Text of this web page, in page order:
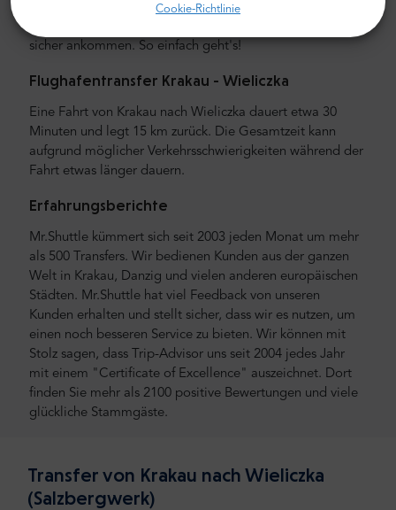
Cookie-Richtlinie
kümmern, einschließlich der Suche nach Ihrem Hotel. Wir
sicher ankommen. So einfach geht's!
Flughafentransfer Krakau - Wieliczka
Eine Fahrt von Krakau nach Wieliczka dauert etwa 30
Minuten und legt 15 km zurück. Die Gesamtzeit kann
aufgrund möglicher Verkehrsschwierigkeiten während der
Fahrt etwas länger dauern.
Erfahrungsberichte
Mr.Shuttle kümmert sich seit 2003 jeden Monat um mehr
als 500 Transfers. Wir bedienen Kunden aus der ganzen
Welt in Krakau, Danzig und vielen anderen europäischen
Städten. Mr.Shuttle hat viel Feedback von unseren
Kunden erhalten und stellt sicher, dass wir es nutzen, um
einen noch besseren Service zu bieten. Wir können mit
Stolz sagen, dass Trip-Advisor uns seit 2004 jedes Jahr
mit einem "Certificate of Excellence" auszeichnet. Dort
finden Sie mehr als 2100 positive Bewertungen und viele
glückliche Stammgäste.
Transfer von Krakau nach Wieliczka
(Salzbergwerk)